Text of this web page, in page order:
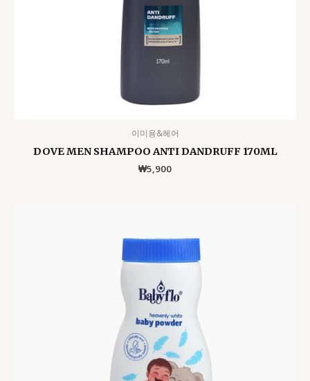
이미용&헤어
DOVE MEN SHAMPOO ANTI DANDRUFF 170ML
₩5,900